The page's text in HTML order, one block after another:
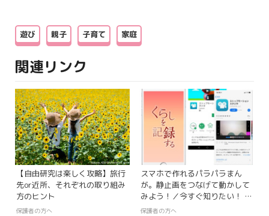
遊び 親子 子育て 家庭
関連リンク
【自由研究は楽しく攻略】旅行
先or近所、それぞれの取り組み
方のヒント
保護者の方へ
スマホで作れるパラパラまん
が。静止画をつなげて動かして
みよう！／今すぐ知りたい！ 親
子のための、学ぶアプリ探検隊
保護者の方へ